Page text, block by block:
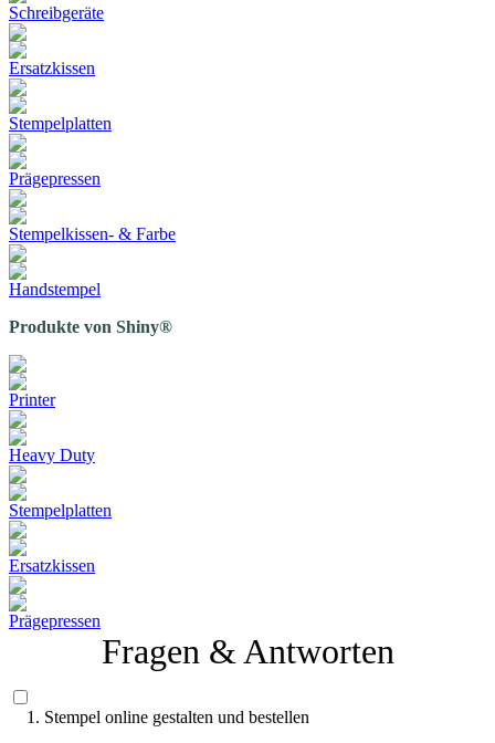
Schreibgeräte
Ersatzkissen
Stempelplatten
Prägepressen
Stempelkissen- & Farbe
Handstempel
Produkte von Shiny®
Printer
Heavy Duty
Stempelplatten
Ersatzkissen
Prägepressen
Fragen & Antworten
1. Stempel online gestalten und bestellen